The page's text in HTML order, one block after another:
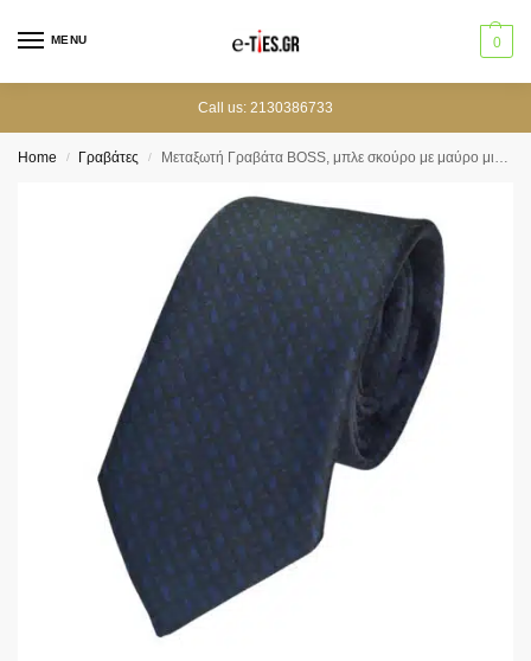
MENU 0
Call us: 2130386733
Home / Γραβάτες / Μεταξωτή Γραβάτα BOSS, μπλε σκούρο με μαύρο μικροσχέδιο.